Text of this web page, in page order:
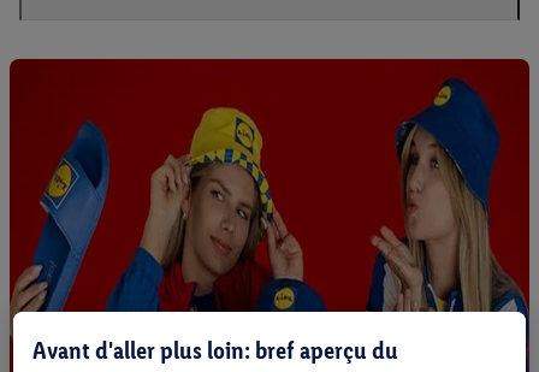
Avant d'aller plus loin: bref aperçu du